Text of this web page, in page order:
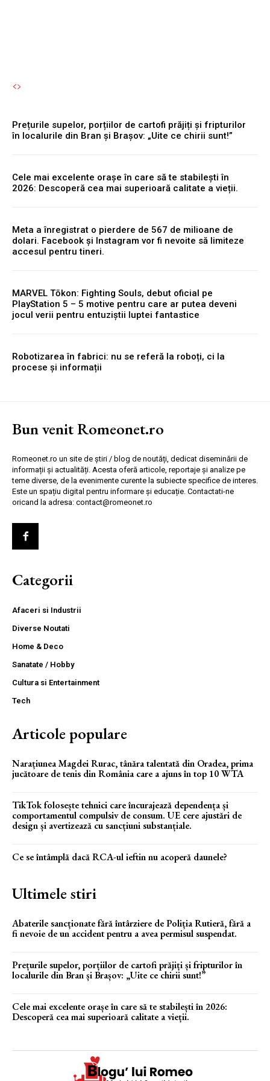
Prețurile supelor, porțiilor de cartofi prăjiți și fripturilor
în localurile din Bran și Brașov: „Uite ce chirii sunt!”
Cele mai excelente orașe în care să te stabilești în
2026: Descoperă cea mai superioară calitate a vieții.
Meta a înregistrat o pierdere de 567 de milioane de
dolari. Facebook și Instagram vor fi nevoite să limiteze
accesul pentru tineri.
MARVEL Tōkon: Fighting Souls, debut oficial pe
PlayStation 5 – 5 motive pentru care ar putea deveni
jocul verii pentru entuziștii luptei fantastice
Robotizarea în fabrici: nu se referă la roboți, ci la
procese și informații
Bun venit Romeonet.ro
Romeonet.ro un site de știri / blog de noutăți, dedicat diseminării de
informații și actualități. Acesta oferă articole, reportaje și analize pe
teme diverse, de la evenimente curente la subiecte specifice de interes.
Este un spațiu digital pentru informare și educație. Contactati-ne
oricand la adresa: contact@romeonet.ro
Categorii
Afaceri si Industrii
Diverse Noutati
Home & Deco
Sanatate / Hobby
Cultura si Entertainment
Tech
Articole populare
Narațiunea Magdei Rurac, tânăra talentată din Oradea, prima
jucătoare de tenis din România care a ajuns în top 10 WTA
TikTok folosește tehnici care încurajează dependența și
comportamentul compulsiv de consum. UE cere ajustări de
design și avertizează cu sancțiuni substanțiale.
Ce se întâmplă dacă RCA-ul ieftin nu acoperă daunele?
Ultimele stiri
Abaterile sancționate fără întârziere de Poliția Rutieră, fără a
fi nevoie de un accident pentru a avea permisul suspendat.
Prețurile supelor, porțiilor de cartofi prăjiți și fripturilor în
localurile din Bran și Brașov: „Uite ce chirii sunt!”
Cele mai excelente orașe în care să te stabilești în 2026:
Descoperă cea mai superioară calitate a vieții.